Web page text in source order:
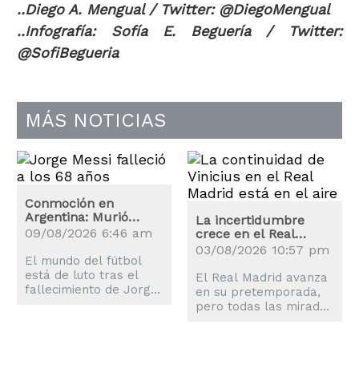
..Diego A. Mengual / Twitter: @DiegoMengual
..Infografía: Sofía E. Beguería / Twitter:
@SofiBegueria
MÁS NOTICIAS
Conmoción en
Argentina: Murió
Jorge Messi
09/08/2026 6:46 am
El mundo del fútbol
está de luto tras el
fallecimiento de Jorge
La incertidumbre
crece en el Real
Madrid: ¿Renovará
Vinicius?
03/08/2026 10:57 pm
El Real Madrid avanza
en su pretemporada,
pero todas las miradas